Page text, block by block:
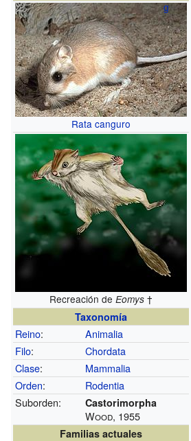
g
Rata canguro
Recreación deEomys †
Taxonomía
Reino:
Animalia
Filo:
Chordata
Clase:
Mammalia
Orden:
Rodentia
Suborden:
Castorimorpha
Wood, 1955
Familias actuales